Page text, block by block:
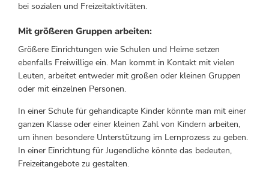
bei sozialen und Freizeitaktivitäten.
Mit größeren Gruppen arbeiten:
Größere Einrichtungen wie Schulen und Heime setzen
ebenfalls Freiwillige ein. Man kommt in Kontakt mit vielen
Leuten, arbeitet entweder mit großen oder kleinen Gruppen
oder mit einzelnen Personen.
In einer Schule für gehandicapte Kinder könnte man mit einer
ganzen Klasse oder einer kleinen Zahl von Kindern arbeiten,
um ihnen besondere Unterstützung im Lernprozess zu geben.
In einer Einrichtung für Jugendliche könnte das bedeuten,
Freizeitangebote zu gestalten.